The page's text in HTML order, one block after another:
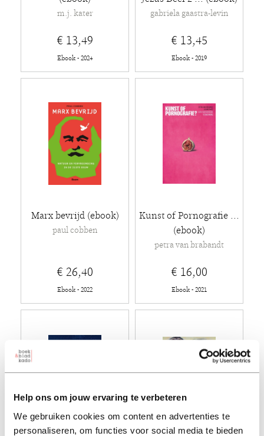
Help ons om jouw ervaring te verbeteren
We gebruiken cookies om content en advertenties te
personaliseren, om functies voor social media te bieden
m.j. kater
€ 13,49
Ebook - 2024
gabriela gaastra-levin
€ 13,45
Ebook - 2019
Marx bevrijd (ebook)
paul cobben
€ 26,40
Ebook - 2022
Kunst of Pornografie ...
(ebook)
petra van brabandt
€ 16,00
Ebook - 2021